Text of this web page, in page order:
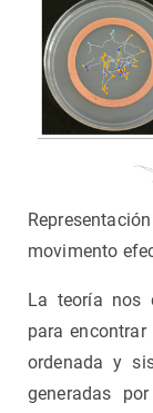
movimento
La teoría nos
para
ordenada y
generadas